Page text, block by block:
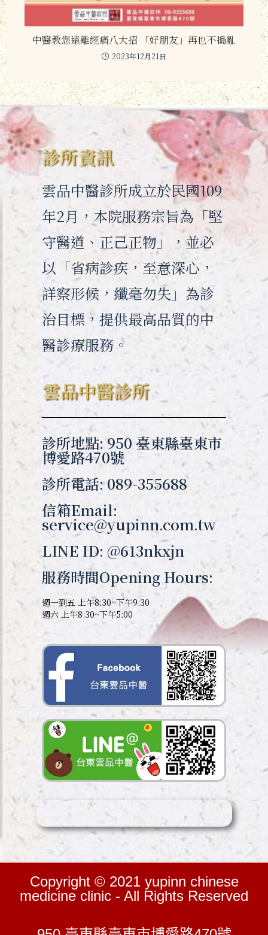
中醫教您遠離經痛八大招 「好朋友」再也不搗亂
2023年12月21日
診所資訊
雲品中醫診所成立於民國109
年2月，本院服務宗旨為「堅
守醫道、正己正物」，並必
以「省病診疾，至意深心，
詳察形候，纖毫勿失」為診
治目標，提供最高品質的中
醫診療服務。
雲品中醫診所
診所地點: 950 臺東縣臺東市
博愛路470號
診所電話: 089-355688
信箱Email:
service@yupinn.com.tw
LINE ID: @613nkxjn
服務時間Opening Hours:
週一到五 上午8:30~下午9:30
週六 上午8:30~下午5:00
Copyright © 2021 yupinn chinese
medicine clinic - All Rights Reserved